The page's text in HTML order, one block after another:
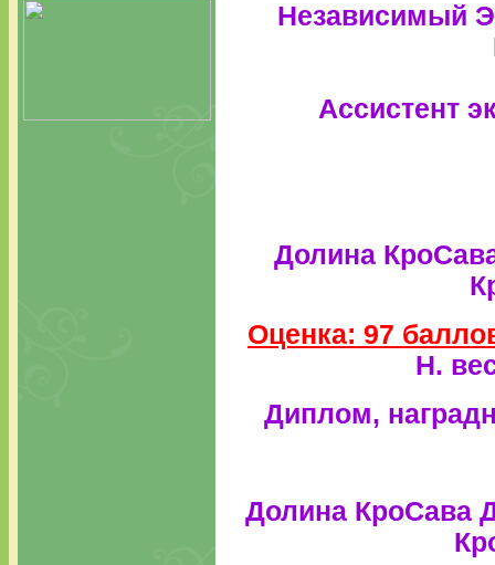
Независимый
Ассистент
Долина
Оценка: 97
Н.
Диплом,
Долина КроСава